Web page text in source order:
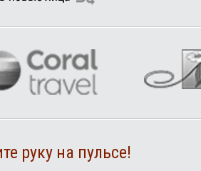
руку на пульсе!